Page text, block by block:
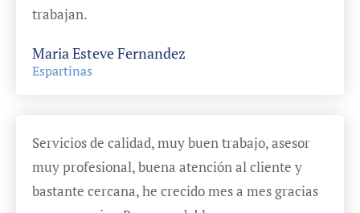
trabajan.
Maria Esteve Fernandez
Espartinas
Servicios de calidad, muy buen trabajo, asesor
muy profesional, buena atención al cliente y
bastante cercana, he crecido mes a mes gracias